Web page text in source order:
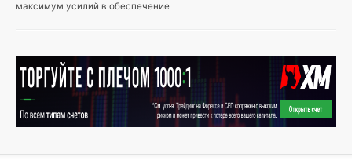
максимум усилий в обеспечение